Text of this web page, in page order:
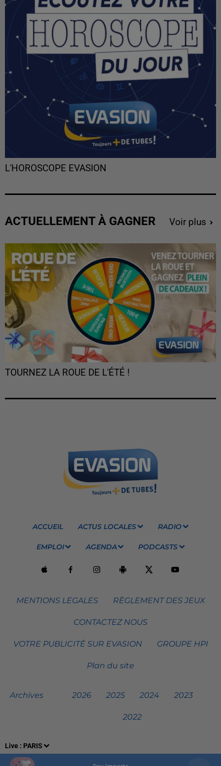
Live : PARIS
L'HOROSCOPE EVASION
ACTUELLEMENT À GAGNER Voir plus
TOURNEZ LA ROUE DE L'ÉTÉ !
ACCUEIL ACTUS LOCALES RADIO
EMPLOI AGENDA PODCASTS
MENTIONS LEGALES RÈGLEMENT DES JEUX
CONTACTEZ NOUS
VOTRE PUBLICITÉ SUR EVASION GROUPE HPI
Plan du site
Archives 2026 2025 2024 2023
2022